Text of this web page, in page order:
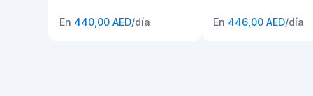
En 440,00 AED/día En 446,00 AED/día